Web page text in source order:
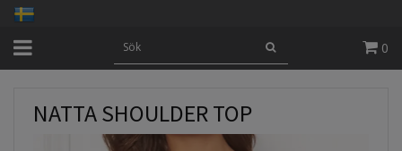
0
NATTA SHOULDER TOP